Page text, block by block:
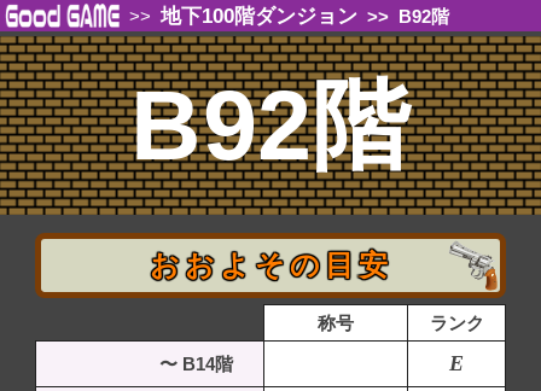
>> 地下100階ダンジョン >> B92階
B92階
おおよその目安
称号
ランク
〜 B14階
E